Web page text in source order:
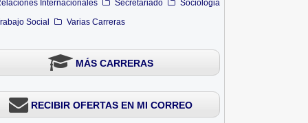
Internacionales
Secretariado
Sociologia
Social
Varias Carreras
MÁS CARRERAS
RECIBIR OFERTAS EN MI CORREO